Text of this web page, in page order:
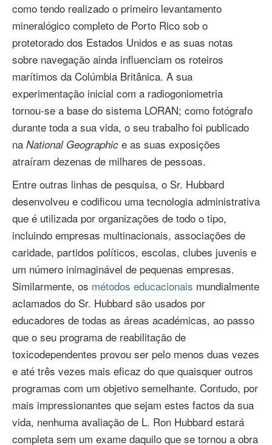
como tendo realizado o primeiro levantamento
mineralógico completo de Porto Rico sob o
protetorado dos Estados Unidos e as suas notas
sobre navegação ainda influenciam os roteiros
marítimos da Colúmbia Britânica. A sua
experimentação inicial com a radiogoniometria
tornou‑se a base do sistema LORAN; como fotógrafo
durante toda a sua vida, o seu trabalho foi publicado
na National Geographic e as suas exposições
atraíram dezenas de milhares de pessoas.
Entre outras linhas de pesquisa, o Sr. Hubbard
desenvolveu e codificou uma tecnologia administrativa
que é utilizada por organizações de todo o tipo,
incluindo empresas multinacionais, associações de
caridade, partidos políticos, escolas, clubes juvenis e
um número inimaginável de pequenas empresas.
Similarmente, os métodos educacionais mundialmente
aclamados do Sr. Hubbard são usados por
educadores de todas as áreas académicas, ao passo
que o seu programa de reabilitação de
toxicodependentes provou ser pelo menos duas vezes
e até três vezes mais eficaz do que quaisquer outros
programas com um objetivo semelhante. Contudo, por
mais impressionantes que sejam estes factos da sua
vida, nenhuma avaliação de L. Ron Hubbard estará
completa sem um exame daquilo que se tornou a obra